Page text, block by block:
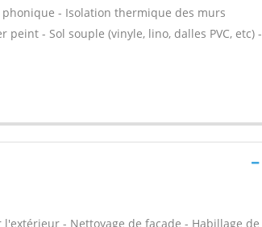
- Isolation thermique des murs
- Sol souple (vinyle, lino, dalles PVC, etc) -
- Nettoyage de façade - Habillage de